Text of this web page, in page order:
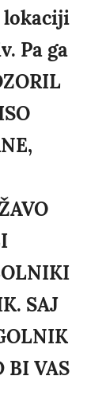
lokaciji
Pa ga
SAJ
BI VAS